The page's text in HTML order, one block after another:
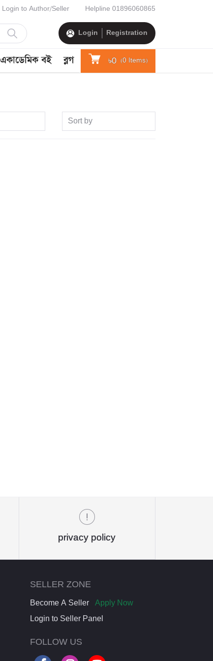
Login to Author/Seller Helpline 01896060865
Login Registration
একাডেমিক বই ব্লগ ৳0 (0 Items)
Sort by
privacy policy
SELLER ZONE
Become A Seller
Apply Now
Login to Seller Panel
FOLLOW US